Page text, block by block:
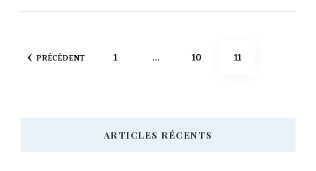
Pagination
PRÉCÉDENT PAGE
1 … PAGE
10 PAGE
11
ARTICLES RÉCENTS